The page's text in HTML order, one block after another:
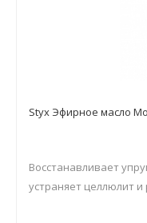
Styx Эфирное масло
Восстанавливает
устраняет целлюлит и